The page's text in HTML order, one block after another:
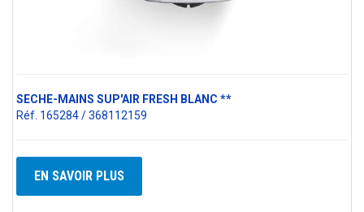
SECHE-MAINS SUP'AIR FRESH BLANC **
Réf. 165284 / 368112159
EN SAVOIR PLUS